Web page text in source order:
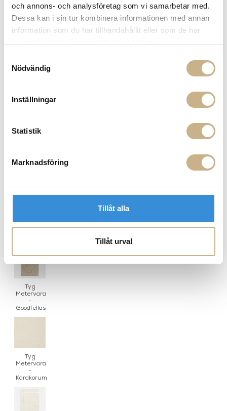
och annons- och analysföretag som vi samarbetar med.
Dessa kan i sin tur kombinera informationen med annan
information som du har tillhandahållit eller som de har
Nödvändig
Inställningar
Statistik
Marknadsföring
Tillåt alla
Tillåt urval
PRODUKTVARIANTER
Le Zebre
Thomas
Tyg
Metervara
-
Goodfellas
Tyg
Metervara
-
Karakorum